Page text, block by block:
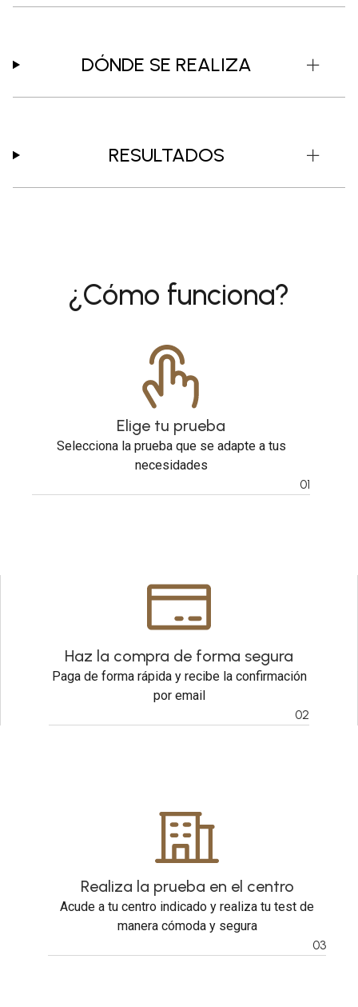
DÓNDE SE REALIZA
RESULTADOS
¿Cómo funciona?
Elige tu prueba
Selecciona la prueba que se adapte a tus
necesidades
01
Haz la compra de forma segura
Paga de forma rápida y recibe la confirmación
por email
02
Realiza la prueba en el centro
Acude a tu centro indicado y realiza tu test de
manera cómoda y segura
03